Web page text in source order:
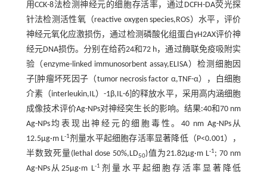
用CCK-8法检测神经元的细胞存活率，通过DCFH-DA荧光探
针法检测活性氧（reactive oxygen species,ROS）水平，评价
神经元氧化应激损伤，通过检测磷酸化组蛋白γH2AX评价神
经元DNA损伤。分别在给药24和72 h，通过酶联免疫吸附实
验（enzyme-linked immunosorbent assay,ELISA）检测细胞因
子[肿瘤坏死因子（tumor necrosis factor α,TNF-α），白细胞
介素（interleukin,IL）-1β,IL-6]的释放水平，采用高内涵细胞
成像技术评价Ag-NPs对神经突生长的影响。结果:40和70 nm
Ag-NPs均表现出神经元的细胞毒性。40 nm Ag-NPs从
12.5μg·m L-1剂量水平起细胞存活率显著降低（P<0.001），
半数致死量(lethal dose 50%,LD50)值为21.82μg·m L-1; 70 nm
Ag-NPs从25μg·m L-1 剂量水平起细胞存活率显著降低